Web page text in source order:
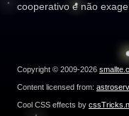
cooperativo e não
Copyright © 2009-2026
Content licensed from:
Cool CSS effects by